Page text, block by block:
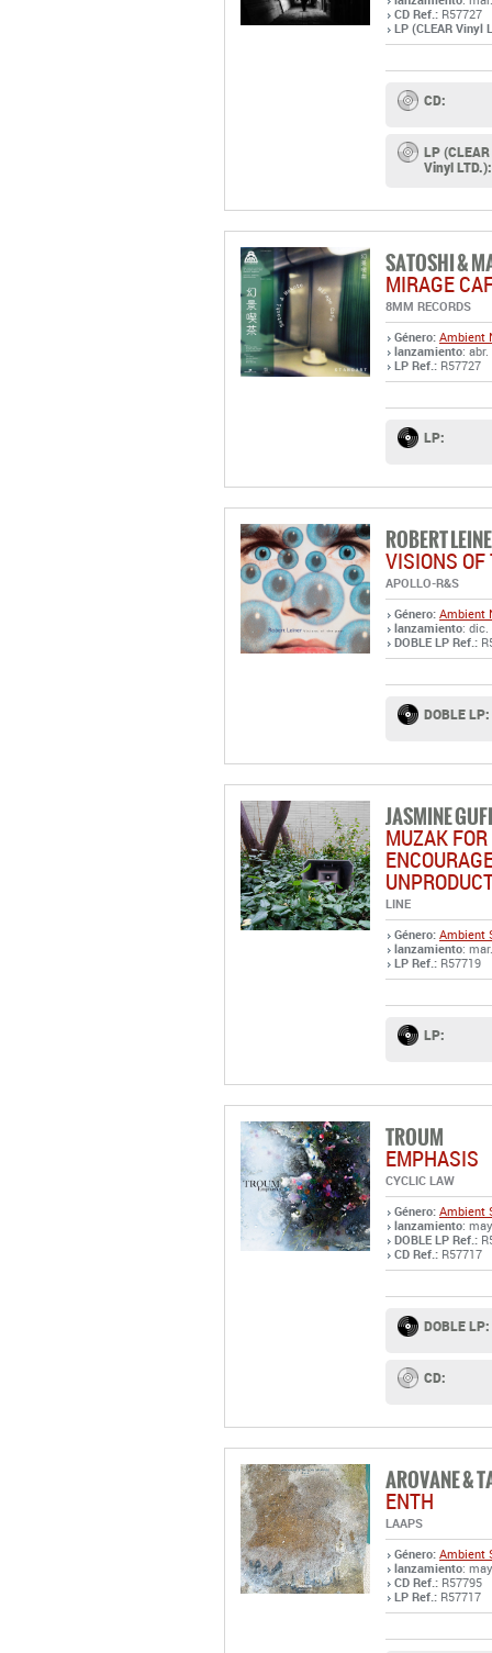
CD Ref.: R57727
LP (CLEAR Vinyl
CD:
LP (CLEAR
Vinyl LTD.):
SATOSHI &
MIRAGE
8MM RECORDS
Género: Ambient
lanzamiento:
LP Ref.: R57727
LP:
ROBERT
VISIONS
APOLLO-R&S
Género: Ambient
lanzamiento: dic.
DOBLE LP Ref.:
DOBLE LP:
JASMINE
MUZAK
LINE
Género: Ambient
lanzamiento:
LP Ref.: R57719
LP:
TROUM
EMPHASIS
CYCLIC LAW
Género: Ambient
lanzamiento:
DOBLE LP Ref.:
CD Ref.: R57717
DOBLE LP:
CD:
AROVANE &
ENTH
LAAPS
Género: Ambient
lanzamiento:
CD Ref.: R57795
LP Ref.: R57717